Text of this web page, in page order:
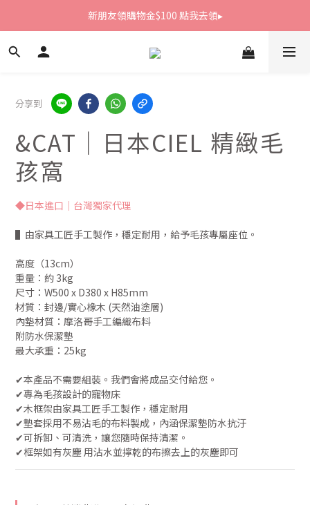
新朋友領購物金$100 點我去領▸
新朋友領購物金$100 點我去領▸
全館滿1800免運
分享到
&CAT｜日本CIEL 精緻毛
孩窩
◆日本進口｜台灣獨家代理
▌由家具工匠手工製作，穩定耐用，給予毛孩專屬座位。
高度（13cm）
重量：約 3kg
尺寸：W500 x D380 x H85mm
材質：封邊/實心橡木 (天然油塗層)
內墊材質：摩洛哥手工編織布料
附防水保潔墊
最大承重：25kg
✔︎本產品不需要組裝。我們會將成品交付給您。
✔︎專為毛孩設計的寵物床
✔︎木框架由家具工匠手工製作，穩定耐用
✔︎墊套採用不易沾毛的布料製成，內涵保潔墊防水抗汙
✔︎可拆卸、可清洗，讓您隨時保持清潔。
✔︎框架如有灰塵 用沾水並擰乾的布擦去上的灰塵即可